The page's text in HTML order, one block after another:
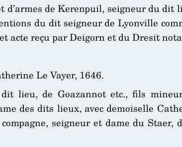
de Kerenpuil, seigneur du dit
du dit seigneur de Lyonville
acte reçu par Deigorn et du Dresit
Le Vayer, 1646.
lieu, de Goazannot etc., fils
des dits lieux, avec demoiselle
seigneur et dame du Staer,